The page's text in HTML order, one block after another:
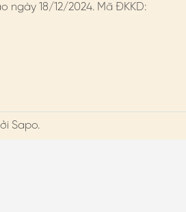
ngày 18/12/2024. Mã ĐKKD:
Sapo.